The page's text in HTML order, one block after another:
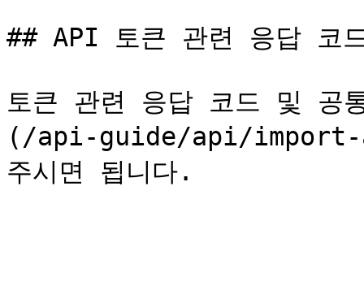
## API 토큰 관련 응답 코
토큰 관련 응답 코드 및 공
(/api-guide/api/import-